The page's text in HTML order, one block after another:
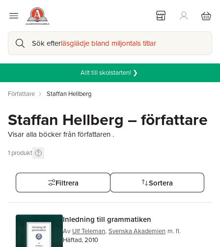
Sök efterläsglädje bland miljontals titlar
Allt till skolstarten! ❯
Författare Staffan Hellberg
Staffan Hellberg – författare
Visar alla böcker från författaren .
1 produkt
Filtrera Sortera
Inledning till grammatiken
Av Ulf Teleman, Svenska Akademien m. fl.
Häftad, 2010